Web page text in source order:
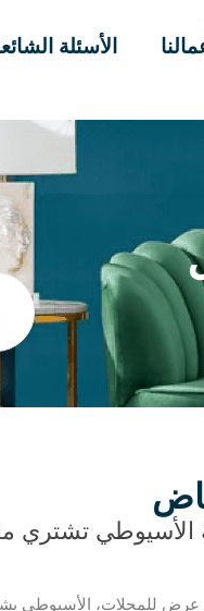
الأسئلة
الأسيوطي تشتري